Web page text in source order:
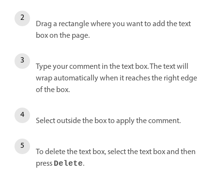
Drag a rectangle where you want to add the text
box on the page.
Type your comment in the text box. The text will
wrap automatically when it reaches the right edge
of the box.
Select outside the box to apply the comment.
To delete the text box, select the text box and then
press Delete.